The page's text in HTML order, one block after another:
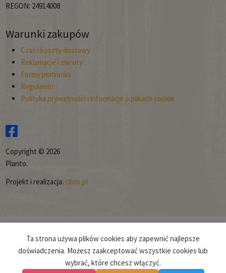
REGON: 24914008
Warunki zakupów
Czas i koszty dostawy
Reklamacje i zwroty
Formy płatności
Regulamin
Polityka prywatności i informacje o plikach cookie
Copyright © 2026
Planto.
Projekt i realizacja: clivio.pl
Ta strona używa plików cookies aby zapewnić najlepsze
doświadczenia. Możesz zaakceptować wszystkie cookies lub
wybrać, które chcesz włączyć.